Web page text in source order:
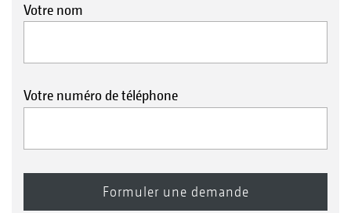
Votre nom
Votre numéro de téléphone